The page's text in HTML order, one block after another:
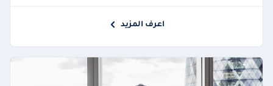
اعرف المزيد